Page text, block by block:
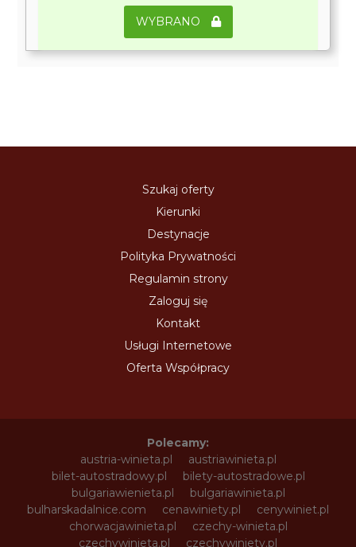
WYBRANO
Szukaj oferty
Kierunki
Destynacje
Polityka Prywatności
Regulamin strony
Zaloguj się
Kontakt
Usługi Internetowe
Oferta Współpracy
Polecamy:
austria-winieta.pl
austriawinieta.pl
bilet-autostradowy.pl
bilety-autostradowe.pl
bulgariawienieta.pl
bulgariawinieta.pl
bulharskadalnice.com
cenawiniety.pl
cenywiniet.pl
chorwacjawinieta.pl
czechy-winieta.pl
czechywinieta.pl
czechywiniety.pl